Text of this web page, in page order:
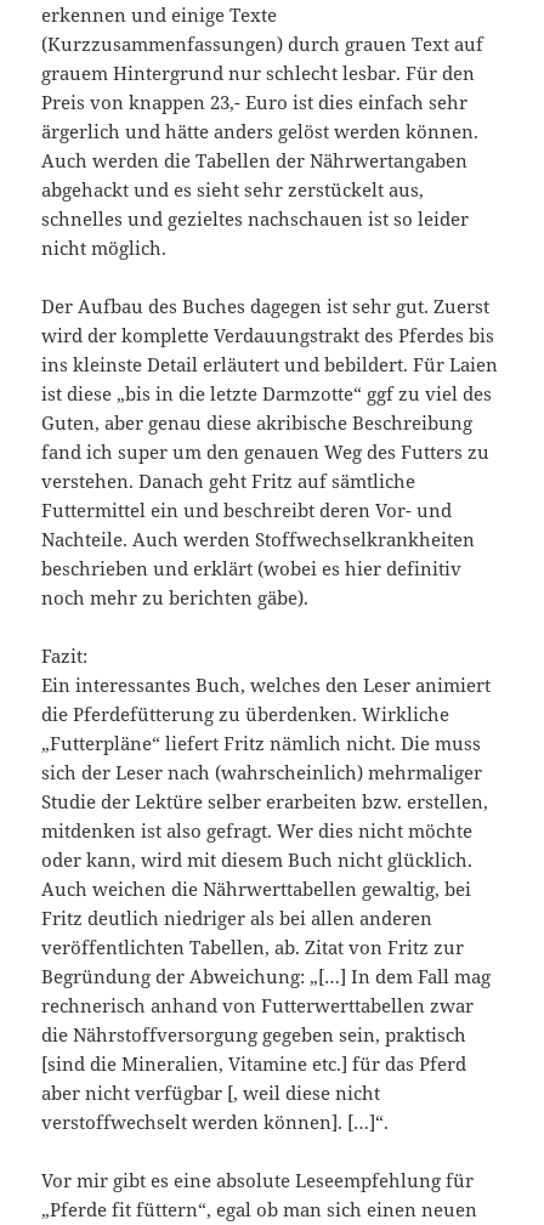
erkennen und einige Texte
(Kurzzusammenfassungen) durch grauen Text auf
grauem Hintergrund nur schlecht lesbar. Für den
Preis von knappen 23,- Euro ist dies einfach sehr
ärgerlich und hätte anders gelöst werden können.
Auch werden die Tabellen der Nährwertangaben
abgehackt und es sieht sehr zerstückelt aus,
schnelles und gezieltes nachschauen ist so leider
nicht möglich.
Der Aufbau des Buches dagegen ist sehr gut. Zuerst
wird der komplette Verdauungstrakt des Pferdes bis
ins kleinste Detail erläutert und bebildert. Für Laien
ist diese „bis in die letzte Darmzotte“ ggf zu viel des
Guten, aber genau diese akribische Beschreibung
fand ich super um den genauen Weg des Futters zu
verstehen. Danach geht Fritz auf sämtliche
Futtermittel ein und beschreibt deren Vor- und
Nachteile. Auch werden Stoffwechselkrankheiten
beschrieben und erklärt (wobei es hier definitiv
noch mehr zu berichten gäbe).
Fazit:
Ein interessantes Buch, welches den Leser animiert
die Pferdefütterung zu überdenken. Wirkliche
„Futterpläne“ liefert Fritz nämlich nicht. Die muss
sich der Leser nach (wahrscheinlich) mehrmaliger
Studie der Lektüre selber erarbeiten bzw. erstellen,
mitdenken ist also gefragt. Wer dies nicht möchte
oder kann, wird mit diesem Buch nicht glücklich.
Auch weichen die Nährwerttabellen gewaltig, bei
Fritz deutlich niedriger als bei allen anderen
veröffentlichten Tabellen, ab. Zitat von Fritz zur
Begründung der Abweichung: „[…] In dem Fall mag
rechnerisch anhand von Futterwerttabellen zwar
die Nährstoffversorgung gegeben sein, praktisch
[sind die Mineralien, Vitamine etc.] für das Pferd
aber nicht verfügbar [, weil diese nicht
verstoffwechselt werden können]. […]“.
Vor mir gibt es eine absolute Leseempfehlung für
„Pferde fit füttern“, egal ob man sich einen neuen